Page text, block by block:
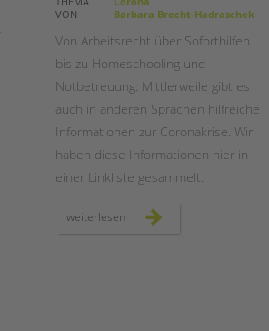
VON
Barbara Brecht-Hadraschek
Von Arbeitsrecht über Soforthilfen
bis zu Homeschooling und
Notbetreuung: Mittlerweile gibt es
auch in anderen Sprachen hilfreiche
Informationen zur Coronakrise. Wir
haben diese Informationen hier in
einer Linkliste gesammelt.
weiterlesen mehrsprachige
informationen